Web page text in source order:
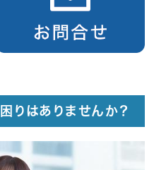
りはありませんか？